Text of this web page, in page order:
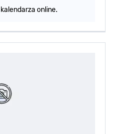
online.